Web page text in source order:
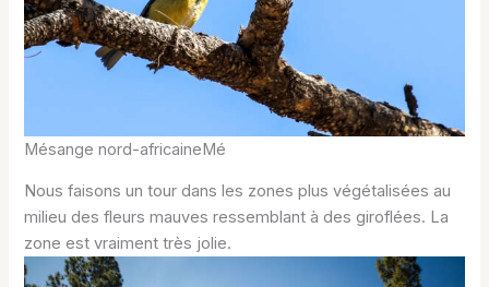
Mésange nord-africaineMé
Nous faisons un tour dans les zones plus végétalisées au
milieu des fleurs mauves ressemblant à des giroflées. La
zone est vraiment très jolie.